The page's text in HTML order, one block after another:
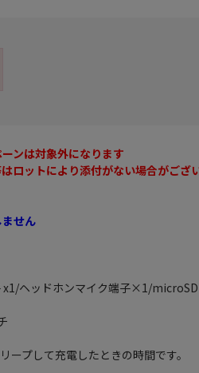
ンは対象外になります
ロットにより添付がない場合がござい
せん
x1/ヘッドホンマイク端子×1/
プして充電したときの時間です。